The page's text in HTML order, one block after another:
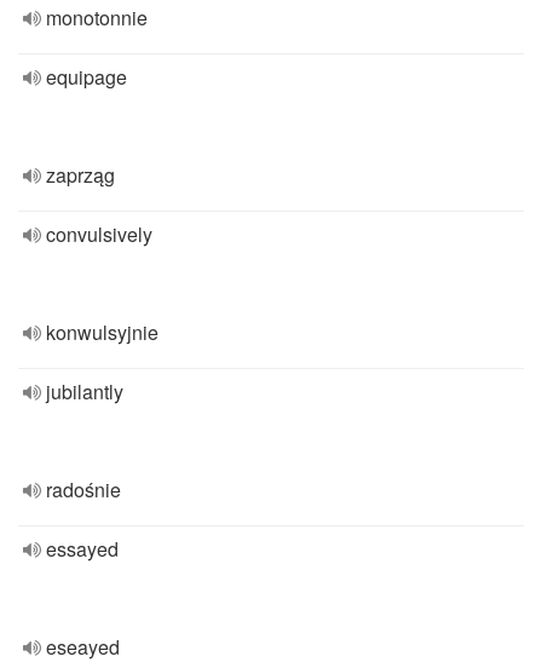
monotonnie
equipage
zaprząg
convulsively
konwulsyjnie
jubilantly
radośnie
essayed
eseayed